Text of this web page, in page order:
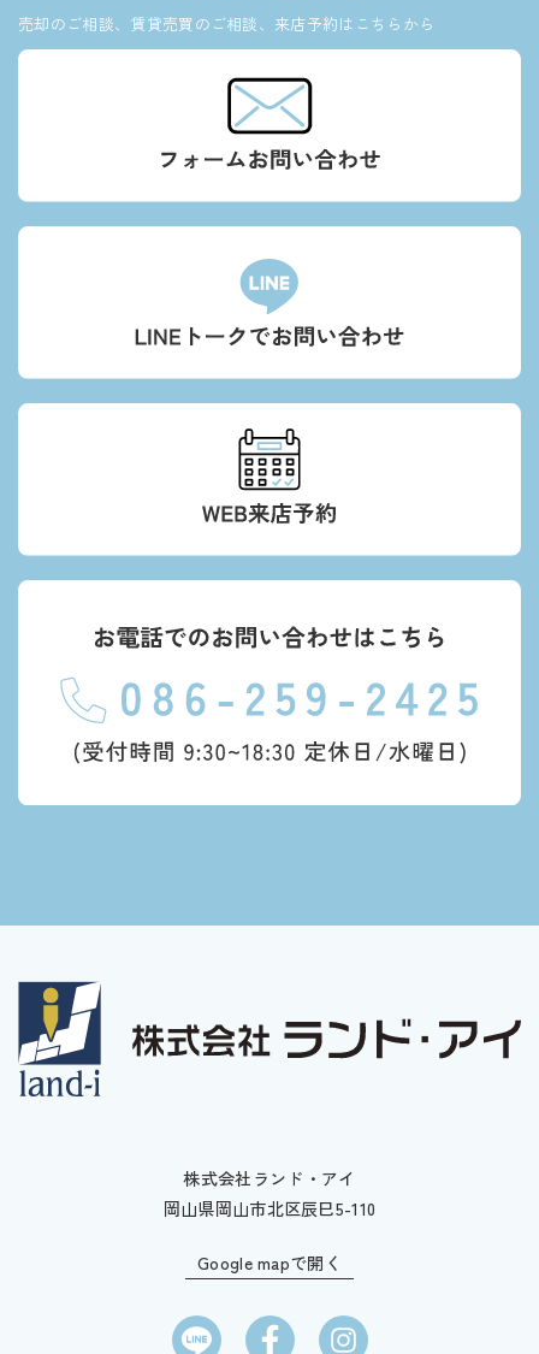
売却のご相談、賃貸売買のご相談、来店予約はこちらから
株式会社ランド・アイ
岡山県岡山市北区辰巳5-110
Google mapで開く